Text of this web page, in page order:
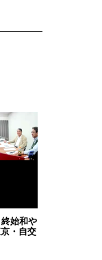
始和や
・自交